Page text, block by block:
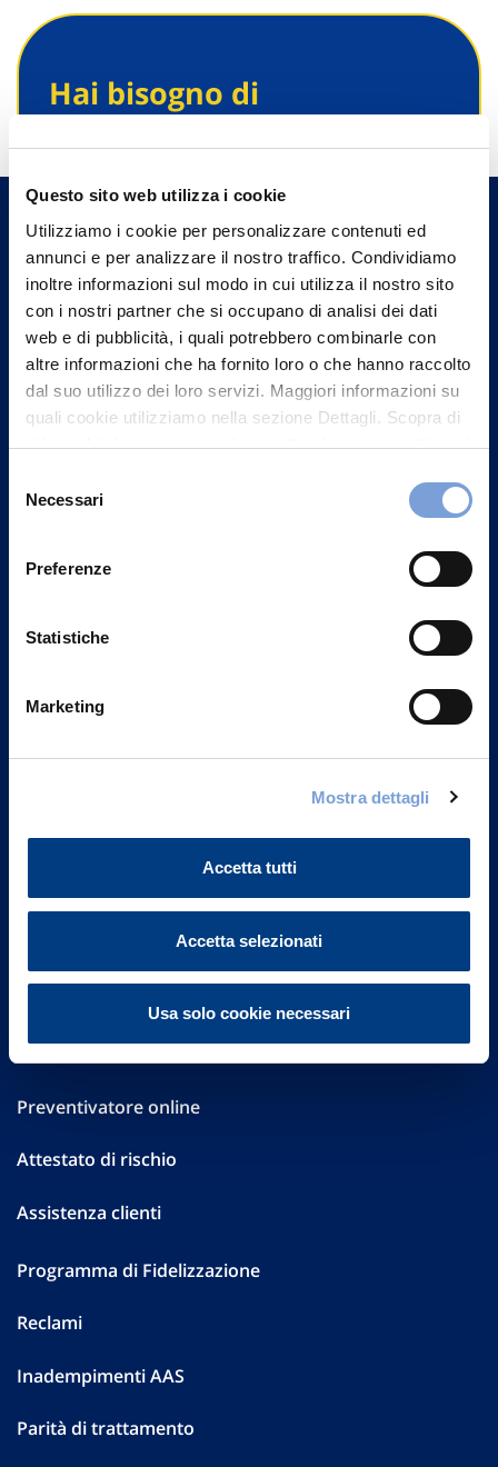
Questo sito web utilizza i cookie
Utilizziamo i cookie per personalizzare contenuti ed
annunci e per analizzare il nostro traffico. Condividiamo
inoltre informazioni sul modo in cui utilizza il nostro sito
con i nostri partner che si occupano di analisi dei dati
web e di pubblicità, i quali potrebbero combinarle con
altre informazioni che ha fornito loro o che hanno raccolto
dal suo utilizzo dei loro servizi. Maggiori informazioni su
quali cookie utilizziamo nella sezione Dettagli. Scopra di
più su chi siamo, come può contattarci e come trattiamo i
può trovare nel footer del sito nella sezione "Informativa
delNecessari
Preferenze
Statistiche
Marketing
Mostra dettagli
Accetta tutti
Accetta selezionati
Usa solo cookie necessari
Hai bisogno di
informazioni?
un nostro Agente.
Contattaci
20149 Milano
Investor Relations
Altre informazioni
Preventivatore online
Attestato di rischio
Assistenza clienti
Programma di Fidelizzazione
Reclami
Inadempimenti AAS
Parità di trattamento